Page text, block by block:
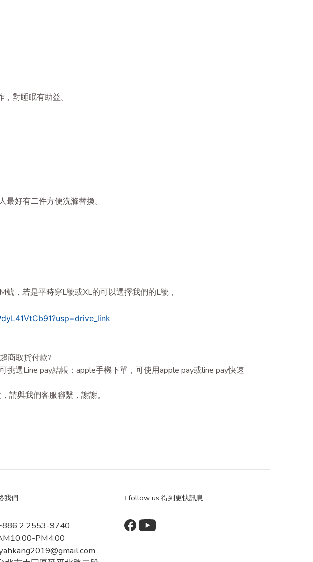
對睡眠有助益。
好有二件方便洗滌替換。
，若是平時穿L號或XL的可以選擇我們的L號，
商取貨付款?
選Line pay結帳；apple手機下單，可使用apple pay或line pay快速
請與我們客服聯繫，謝謝。
我們
2 2553-9740
PM4:00
ℹ️ follow us 得到更快訊息